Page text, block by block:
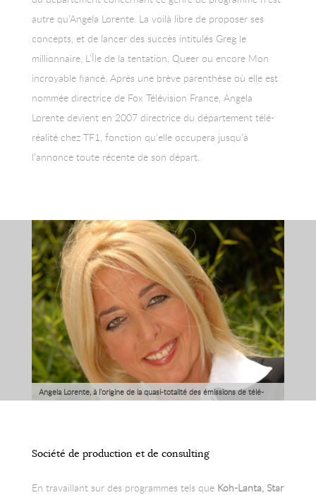
autre qu’Angela Lorente. La voilà libre de proposer ses
concepts, et de lancer des succès intitulés Greg le
millionnaire, L’Île de la tentation, Queer ou encore Mon
incroyable fiancé. Après une brève parenthèse où elle est
nommée directrice de Fox Télévision France, Angela
Lorente devient en 2007 directrice du département télé-
réalité chez TF1, fonction qu’elle occupera jusqu’à
l’annonce toute récente de son départ.
Angela Lorente, à l’origine de la quasi-totalité des émissions de télé-
Société de production et de consulting
En travaillant sur des programmes tels que Koh-Lanta, Star